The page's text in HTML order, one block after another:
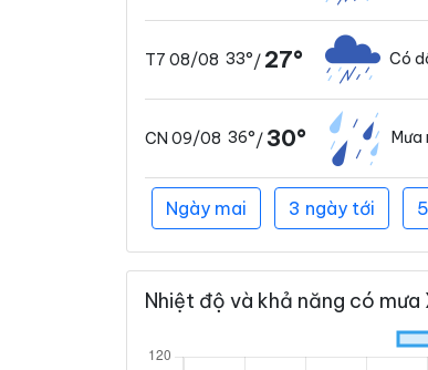
T7 08/08 33°/ 27° Có
CN 09/08 36°/30° Mưa
Ngày mai 3 ngày tới
Nhiệt độ và khả năng có mưa